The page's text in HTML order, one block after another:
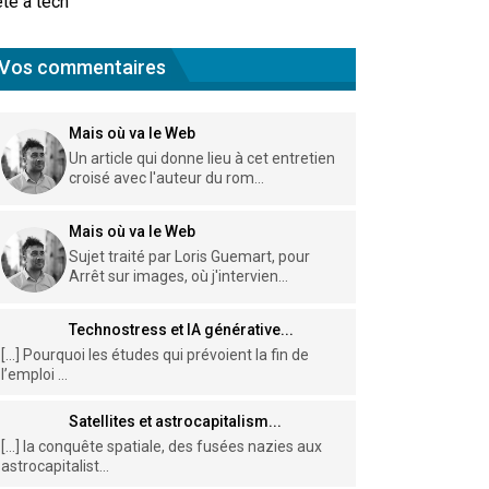
commentaires
Mais où va le Web
Un article qui donne lieu à cet entretien
croisé avec l'auteur du rom...
Mais où va le Web
Sujet traité par Loris Guemart, pour
Arrêt sur images, où j'intervien...
Technostress et IA générative...
[…] Pourquoi les études qui prévoient la fin de
l’emploi ...
Satellites et astrocapitalism...
[…] la conquête spatiale, des fusées nazies aux
astrocapitalist...